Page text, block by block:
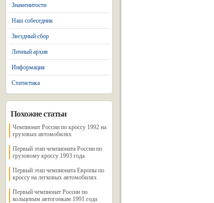
Знаменитости
Наш собеседник
Звездный сбор
Личный архив
Информация
Статистика
Похожие статьи
Чемпионат России по кроссу 1992 на
грузовых автомобилях
Первый этап чемпионата России по
грузовому кроссу 1993 года
Первый этап чемпионата Европы по
кроссу на легковых автомобилях
Первый чемпионат России по
кольцевым автогонкам 1991 года